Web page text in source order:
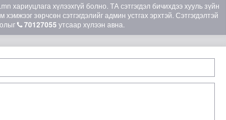
хүлээхгүй болно. ТА сэтгэгдэл бичихдээ хууль зүйн
зөрчсөн сэтгэгдэлийг админ устгах эрхтэй. Сэтгэгдэлтэй
70127055 утсаар хүлээн авна.